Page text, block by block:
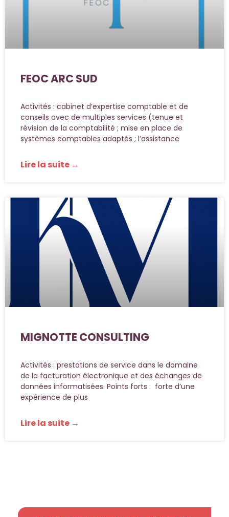
FEOC ARC SUD
Activités : cabinet d’expertise comptable et de
conseils avec de multiples services (tenue et
révision de la comptabilité ; mise en place de
systèmes comptables adaptés ; l’assistance
Lire la suite →
MIGNOTTE CONSULTING
Activités : prestations de service dans le domaine
de la facturation électronique et des échanges de
données informatisées. Points forts : forte d’une
expérience de plus
Lire la suite →